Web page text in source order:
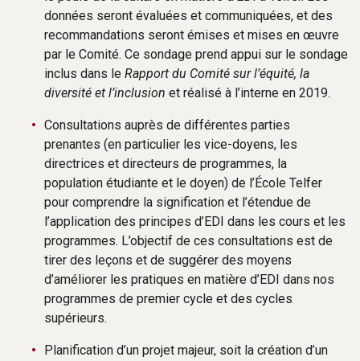
données seront évaluées et communiquées, et des
recommandations seront émises et mises en œuvre
par le Comité. Ce sondage prend appui sur le sondage
inclus dans le Rapport du Comité sur l’équité, la
diversité et l’inclusion et réalisé à l’interne en 2019.
Consultations auprès de différentes parties
prenantes (en particulier les vice-doyens, les
directrices et directeurs de programmes, la
population étudiante et le doyen) de l’École Telfer
pour comprendre la signification et l’étendue de
l’application des principes d’EDI dans les cours et les
programmes. L’objectif de ces consultations est de
tirer des leçons et de suggérer des moyens
d’améliorer les pratiques en matière d’EDI dans nos
programmes de premier cycle et des cycles
supérieurs.
Planification d’un projet majeur, soit la création d’un